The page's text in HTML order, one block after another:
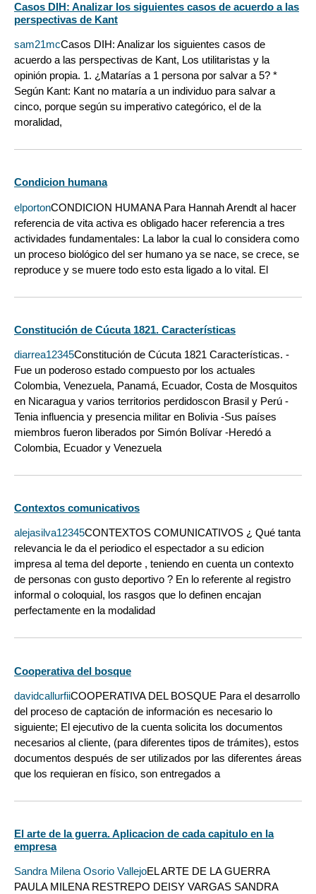
Casos DIH: Analizar los siguientes casos de acuerdo a las
perspectivas de Kant
sam21mcCasos DIH: Analizar los siguientes casos de
acuerdo a las perspectivas de Kant, Los utilitaristas y la
opinión propia. 1. ¿Matarías a 1 persona por salvar a 5? *
Según Kant: Kant no mataría a un individuo para salvar a
cinco, porque según su imperativo categórico, el de la
moralidad,
Condicion humana
elportonCONDICION HUMANA Para Hannah Arendt al hacer
referencia de vita activa es obligado hacer referencia a tres
actividades fundamentales: La labor la cual lo considera como
un proceso biológico del ser humano ya se nace, se crece, se
reproduce y se muere todo esto esta ligado a lo vital. El
Constitución de Cúcuta 1821. Características
diarrea12345Constitución de Cúcuta 1821 Características. -
Fue un poderoso estado compuesto por los actuales
Colombia, Venezuela, Panamá, Ecuador, Costa de Mosquitos
en Nicaragua y varios territorios perdidoscon Brasil y Perú -
Tenia influencia y presencia militar en Bolivia -Sus países
miembros fueron liberados por Simón Bolívar -Heredó a
Colombia, Ecuador y Venezuela
Contextos comunicativos
alejasilva12345CONTEXTOS COMUNICATIVOS ¿ Qué tanta
relevancia le da el periodico el espectador a su edicion
impresa al tema del deporte , teniendo en cuenta un contexto
de personas con gusto deportivo ? En lo referente al registro
informal o coloquial, los rasgos que lo definen encajan
perfectamente en la modalidad
Cooperativa del bosque
davidcallurfiiCOOPERATIVA DEL BOSQUE Para el desarrollo
del proceso de captación de información es necesario lo
siguiente; El ejecutivo de la cuenta solicita los documentos
necesarios al cliente, (para diferentes tipos de trámites), estos
documentos después de ser utilizados por las diferentes áreas
que los requieran en físico, son entregados a
El arte de la guerra. Aplicacion de cada capitulo en la
empresa
Sandra Milena Osorio VallejoEL ARTE DE LA GUERRA
PAULA MILENA RESTREPO DEISY VARGAS SANDRA